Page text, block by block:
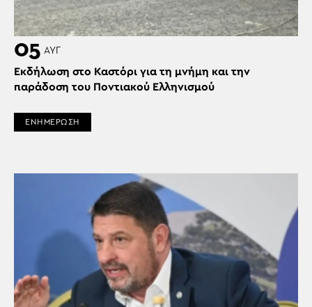
05 ΑΥΓ
Εκδήλωση στο Καστόρι για τη μνήμη και την
παράδοση του Ποντιακού Ελληνισμού
ΕΝΗΜΕΡΩΣΗ